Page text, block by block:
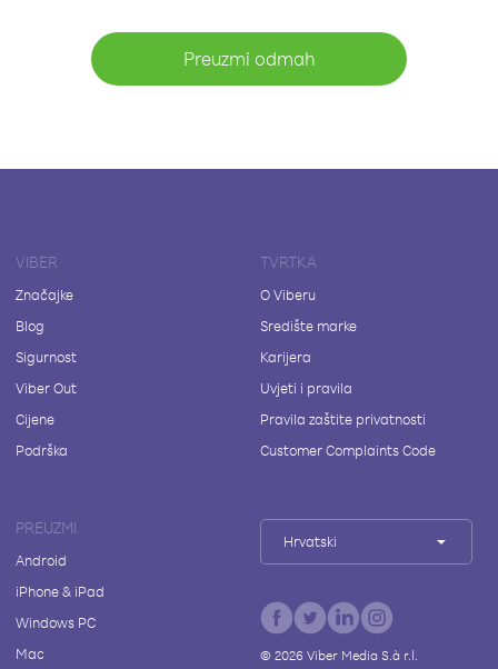
Preuzmi odmah
VIBER
Značajke
Blog
Sigurnost
Viber Out
Cijene
Podrška
TVRTKA
O Viberu
Središte marke
Karijera
Uvjeti i pravila
Pravila zaštite privatnosti
Customer Complaints Code
PREUZMI
Android
iPhone & iPad
Windows PC
Mac
Hrvatski
© 2026Viber Media S.à r.l.